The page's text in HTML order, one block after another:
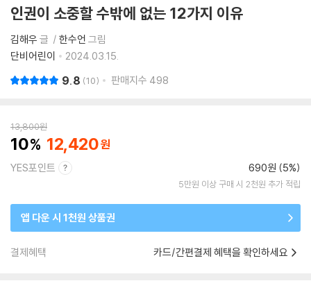
인권이 소중할 수밖에 없는 12가지 이유
김해우 글 한수언 그림
단비어린이
2024.03.15.
9.8 10 판매지수 498
13,800원
10 12,420
YES포인트 690원 (5%)
5만원 이상 구매 시 2천원 추가 적립
앱 다운 시 1천원 상품권
결제혜택 카드/간편결제 혜택을 확인하세요